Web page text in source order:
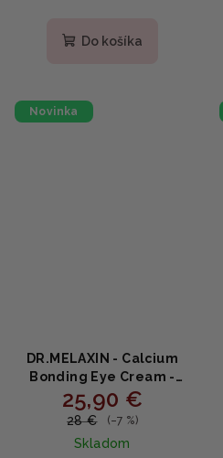
produktu
Do košíka
Novinka
DR.MELAXIN - Calcium
Bonding Eye Cream -
Omladzujúci očný krém s
kalciom a hyalurónovou
25,90 €
28 € (–7 %)
Skladom